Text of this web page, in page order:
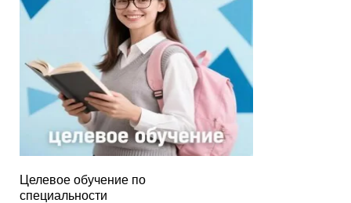
Целевое обучение по
специальности